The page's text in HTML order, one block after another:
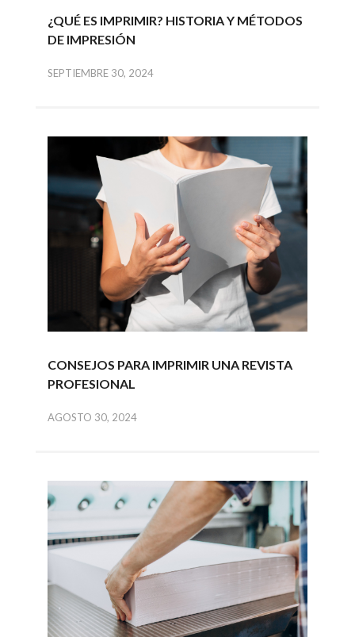
¿QUÉ ES IMPRIMIR? HISTORIA Y MÉTODOS
DE IMPRESIÓN
SEPTIEMBRE 30, 2024
CONSEJOS PARA IMPRIMIR UNA REVISTA
PROFESIONAL
AGOSTO 30, 2024